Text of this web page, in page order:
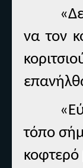
να τον
τόπο
κοφτερό